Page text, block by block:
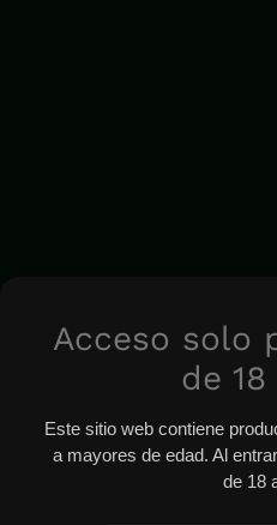
Acceso solo
de
Este sitio web contiene
a mayores de edad. Al
de 18